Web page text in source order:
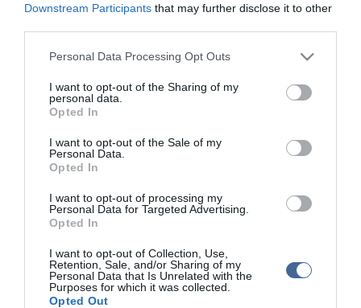
Downstream Participants that may further disclose it to other
Please note that this website/app uses one or more Google
not limited to your visit or usage behaviour. You may click to
grant or deny consent to Google and its third-party tags to
use your data for below specified purposes in below Google
consent section.
Personal Data Processing Opt Outs
I want to opt-out of the Sharing of my
personal data.
Opted In
I want to opt-out of the Sale of my
Personal Data.
Opted In
I want to opt-out of processing my
Personal Data for Targeted Advertising.
Opted In
I want to opt-out of Collection, Use,
Retention, Sale, and/or Sharing of my
Personal Data that Is Unrelated with the
Purposes for which it was collected.
Opted Out
Kapcsolódó írások:
A Stonehenge a "kőkorszaki Lourdes" lehetett?
Figyelem! A cikkhez hozzáfűzött hozzászólások nem a
network nézeteit
tükrözik. A szerkesztőség mindössze a hírek publikációjával foglalkozik, a
kommenteket nem tudja befolyásolni - azok az olvasók személyes véleményét
Kérjük, kulturáltan, mások személyiségi jogainak és jó hírnevének tiszteletben
tartásával kommenteljenek!